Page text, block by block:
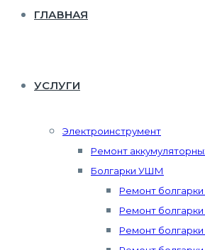
ГЛАВНАЯ
УСЛУГИ
Электроинструмент
Ремонт
Болгарки УШМ
Ремонт
Ремонт
Ремонт